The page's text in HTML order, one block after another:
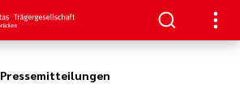
Pressemitteilungen